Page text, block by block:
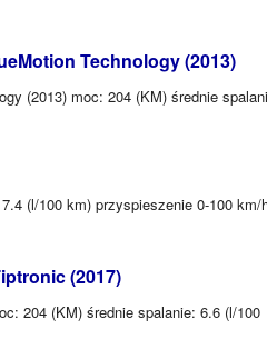
Technology (2013)
(2013) moc: 204 (KM) średnie
(l/100 km) przyspieszenie 0-100 km/
(2017)
204 (KM) średnie spalanie: 6.6 (l/100